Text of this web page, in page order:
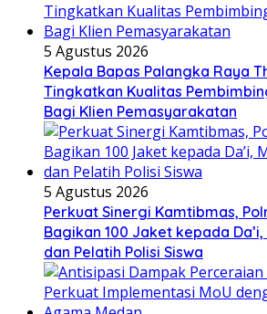
5 Agustus 2026
Kepala Bapas Palangka Raya
Tingkatkan Kualitas
Bagi Klien Pemasyarakatan
5 Agustus 2026
Perkuat Sinergi Kamtibmas,
Bagikan 100 Jaket kepada
dan Pelatih Polisi Siswa